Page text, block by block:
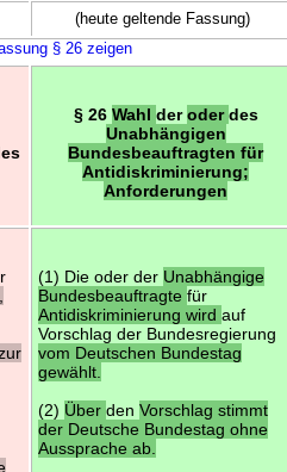
(heute geltende Fassung)
§ 26 zeigen
§ 26 Wahl deroderdes
Unabhängigen
Bundesbeauftragten für
Antidiskriminierung;
Anforderungen
(1) Die oder der Unabhängige
Bundesbeauftragtefür
Antidiskriminierung wirdauf
Vorschlag der Bundesregierung
vom Deutschen Bundestag
gewählt.
(2) ÜberdenVorschlag stimmt
der Deutsche Bundestag ohne
Aussprache ab.